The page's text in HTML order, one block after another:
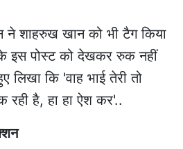
शाहरुख खान को भी टैग किया
इस पोस्ट को देखकर रुक नहीं
लिखा कि 'वाह भाई तेरी तो
है, हा हा ऐश कर'..